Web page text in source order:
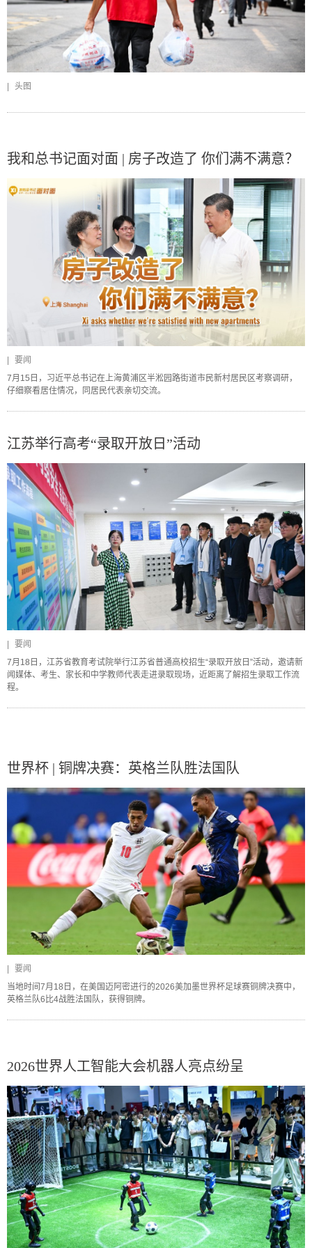
头图
我和总书记面对面 | 房子改造了 你们满不满意？
|
要闻
7月15日，习近平总书记在上海黄浦区半淞园路街道市民新村居民区考察调研，
仔细察看居住情况，同居民代表亲切交流。
江苏举行高考“录取开放日”活动
要闻
7月18日，江苏省教育考试院举行江苏省普通高校招生“录取开放日”活动，邀请新
闻媒体、考生、家长和中学教师代表走进录取现场，近距离了解招生录取工作流
程。
世界杯 | 铜牌决赛：英格兰队胜法国队
要闻
当地时间7月18日，在美国迈阿密进行的2026美加墨世界杯足球赛铜牌决赛中，
英格兰队6比4战胜法国队，获得铜牌。
2026世界人工智能大会机器人亮点纷呈